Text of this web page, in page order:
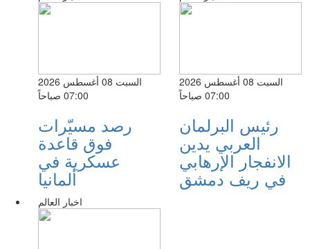
السبت 08 أغسطس 2026
07:00 صباحاً
رصد مسيّرات
فوق قاعدة
عسكرية في
ألمانيا
السبت 08 أغسطس 2026
07:00 صباحاً
رئيس البرلمان
العربي يدين
الانفجار الإرهابي
في ريف دمشق
اخبار العالم